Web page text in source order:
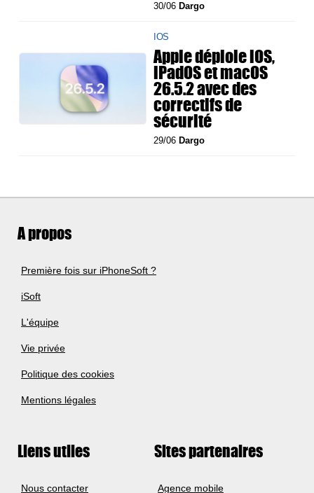
30/06 Dargo
IOS
Apple déploie iOS,
iPadOS et macOS
26.5.2 avec des
correctifs de
sécurité
29/06 Dargo
A propos
Première fois sur iPhoneSoft ?
iSoft
L'équipe
Vie privée
Politique des cookies
Mentions légales
Liens utiles
Nous contacter
Sites partenaires
Agence mobile